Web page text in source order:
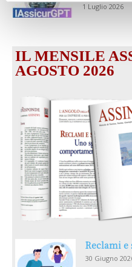
1 Luglio 2026
IL MENSILE
AGOSTO 2026
Reclami e
30 Giugno